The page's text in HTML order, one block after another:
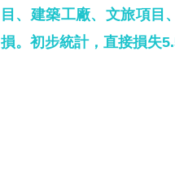
目、建築工廠、文旅項目
損。初步統計，直接損失